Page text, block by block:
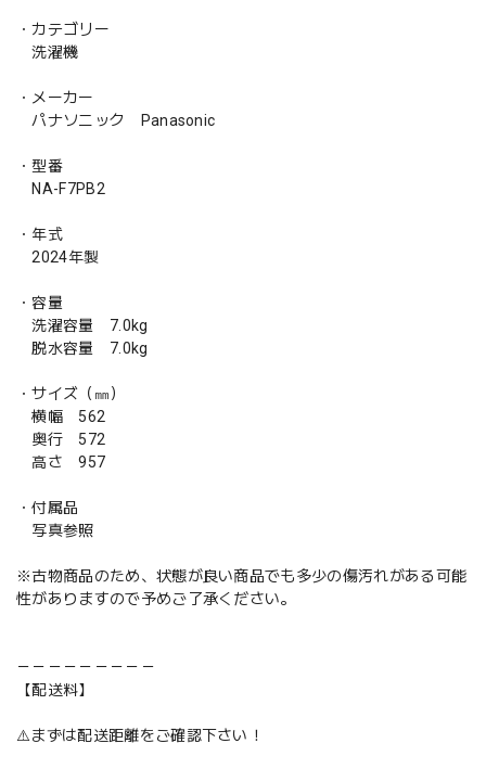
・カテゴリー
洗濯機
・メーカー
パナソニック Panasonic
・型番
NA-F7PB2
・年式
2024年製
・容量
洗濯容量 7.0kg
脱水容量 7.0kg
・サイズ（㎜）
横幅 562
奥行 572
高さ 957
・付属品
写真参照
※古物商品のため、状態が良い商品でも多少の傷汚れがある可能
性がありますので予めご了承ください。
－－－－－－－－－
【配送料】
⚠️まずは配送距離をご確認下さい！